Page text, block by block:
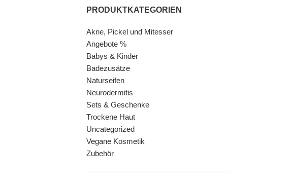
PRODUKTKATEGORIEN
Akne, Pickel und Mitesser
Angebote %
Babys & Kinder
Badezusätze
Naturseifen
Neurodermitis
Sets & Geschenke
Trockene Haut
Uncategorized
Vegane Kosmetik
Zubehör